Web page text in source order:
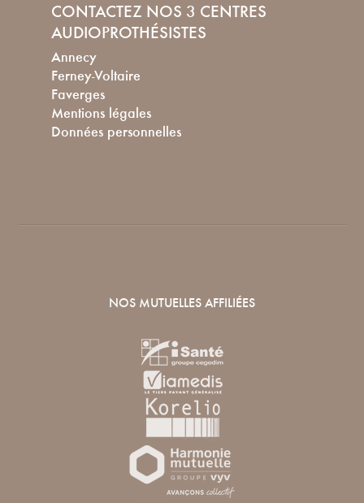
CONTACTEZ NOS 3 CENTRES
AUDIOPROTHÉSISTES
Annecy
Ferney-Voltaire
Faverges
Mentions légales
Données personnelles
NOS MUTUELLES AFFILIÉES